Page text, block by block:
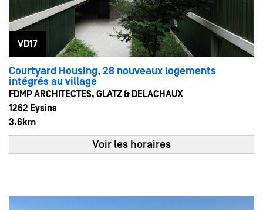
VD17
Courtyard Housing, 28 nouveaux logements
intégrés au village
FDMP ARCHITECTES, GLATZ & DELACHAUX
1262 Eysins
3.6km
Voir les horaires